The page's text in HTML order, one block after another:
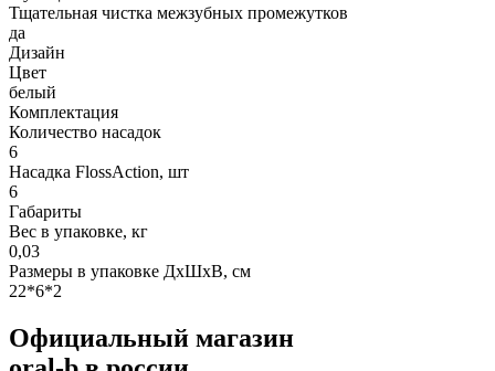
Тщательная чистка межзубных промежутков
да
Дизайн
Цвет
белый
Комплектация
Количество насадок
6
Насадка FlossAction, шт
6
Габариты
Вес в упаковке, кг
0,03
Размеры в упаковке ДxШxВ, см
22*6*2
Официальный магазин